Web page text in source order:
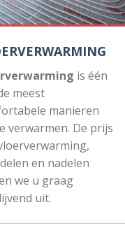
is één
meest
manieren
verwarmen. De prijs
en nadelen
we u graag
uit.